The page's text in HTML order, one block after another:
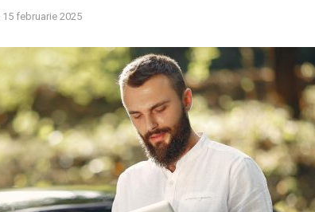
15 februarie 2025